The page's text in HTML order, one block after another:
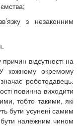
з незаконним
відсутності на
кожному окремому
роботодавець.
повинна виходити
тобто такими, які
бути усунені самим
належним чином